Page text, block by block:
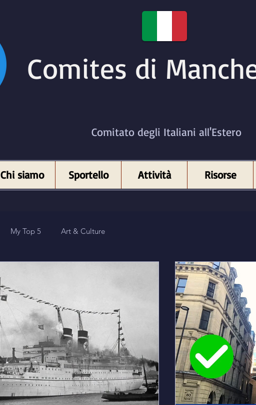
Comites di
Comitato degli Italiani all'Estero
Chi siamo Sportello Attività Risorse
My Top 5 Art & Culture